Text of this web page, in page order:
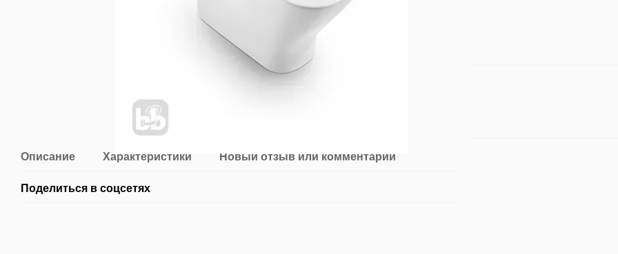
Описание Характеристики Новый отзыв или комментарий
Поделиться в соцсетях